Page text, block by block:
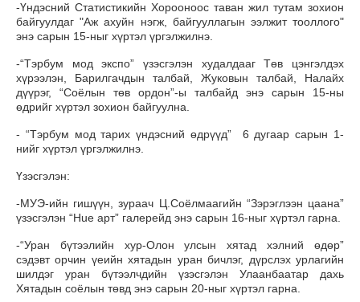
-Үндэсний Статистикийн Хорооноос таван жил тутам зохион
байгуулдаг "Аж ахуйн нэгж, байгууллагын ээлжит тооллого"
энэ сарын 15-ныг хүртэл үргэлжилнэ.
-“Тэрбум мод экспо” үзэсгэлэн худалдааг Төв цэнгэлдэх
хүрээлэн, Барилгачдын талбай, Жуковын талбай, Налайх
дүүрэг, “Соёлын төв ордон”-ы талбайд энэ сарын 15-ны
өдрийг хүртэл зохион байгуулна.
- “Тэрбум мод тарих үндэсний өдрүүд” 6 дугаар сарын 1-
нийг хүртэл үргэлжилнэ.
Үзэсгэлэн:
-МУЭ-ийн гишүүн, зураач Ц.Соёлмаагийн “Зэрэглээн цаана”
үзэсгэлэн “Hue арт” галерейд энэ сарын 16-ныг хүртэл гарна.
-“Уран бүтээлийн хур-Олон улсын хятад хэлний өдөр”
сэдэвт орчин үеийн хятадын уран бичлэг, дүрслэх урлагийн
шилдэг уран бүтээлчдийн үзэсгэлэн Улаанбаатар дахь
Хятадын соёлын төвд энэ сарын 20-ныг хүртэл гарна.